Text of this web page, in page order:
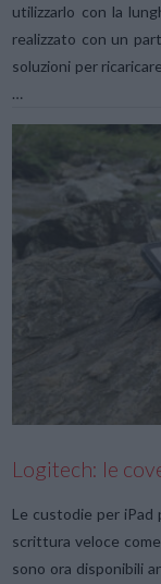
utilizzarlo con la
realizzato con un
soluzioni per
…
Logitech: le
Le custodie per iPad
scrittura veloce
sono ora disponibili